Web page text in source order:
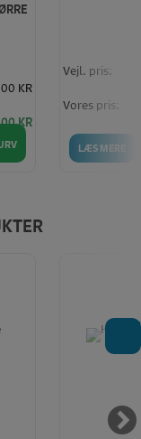
KR
KR
LÆS MERE
Vejl. pris:
Vores pris: